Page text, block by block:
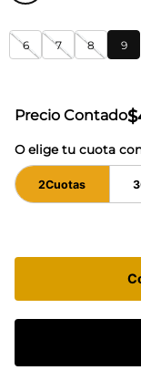
6 7 8 9
Precio Contado$
O elige tu cuota
2Cuotas 3